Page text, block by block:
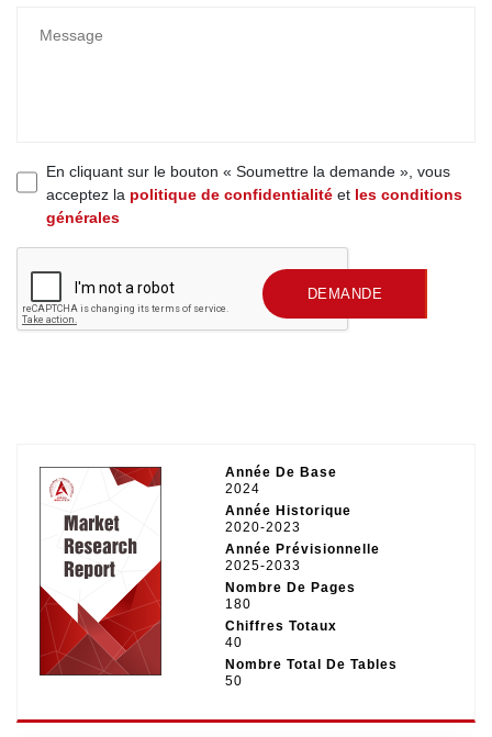
En cliquant sur le bouton « Soumettre la demande », vous
acceptez la politique de confidentialité et les conditions
générales
SOUMETTRE UNE DEMANDE
Année De Base
2024
Année Historique
2020-2023
Année Prévisionnelle
2025-2033
Nombre De Pages
180
Chiffres Totaux
40
Nombre Total De Tables
50